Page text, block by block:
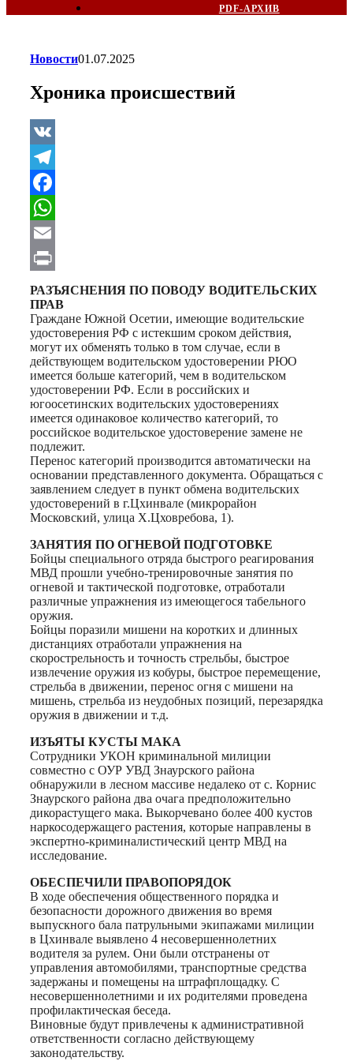
PDF-АРХИВ
Новости01.07.2025
Хроника происшествий
VK
Telegram
Facebook
WhatsApp
Email
Print
РАЗЪЯСНЕНИЯ ПО ПОВОДУ ВОДИТЕЛЬСКИХ
ПРАВ
Граждане Южной Осетии, имеющие водительские
удостоверения РФ с истекшим сроком действия,
могут их обменять только в том случае, если в
действующем водительском удостоверении РЮО
имеется больше категорий, чем в водительском
удостоверении РФ. Если в российских и
югоосетинских водительских удостоверениях
имеется одинаковое количество категорий, то
российское водительское удостоверение замене не
подлежит.
Перенос категорий производится автоматически на
основании представленного документа. Обращаться с
заявлением следует в пункт обмена водительских
удостоверений в г.Цхинвале (микрорайон
Московский, улица Х.Цховребова, 1).
ЗАНЯТИЯ ПО ОГНЕВОЙ ПОДГОТОВКЕ
Бойцы специального отряда быстрого реагирования
МВД прошли учебно-тренировочные занятия по
огневой и тактической подготовке, отработали
различные упражнения из имеющегося табельного
оружия.
Бойцы поразили мишени на коротких и длинных
дистанциях отработали упражнения на
скорострельность и точность стрельбы, быстрое
извлечение оружия из кобуры, быстрое перемещение,
стрельба в движении, перенос огня с мишени на
мишень, стрельба из неудобных позиций, перезарядка
оружия в движении и т.д.
ИЗЪЯТЫ КУСТЫ МАКА
Сотрудники УКОН криминальной милиции
совместно с ОУР УВД Знаурского района
обнаружили в лесном массиве недалеко от с. Корнис
Знаурского района два очага предположительно
дикорастущего мака. Выкорчевано более 400 кустов
наркосодержащего растения, которые направлены в
экспертно-криминалистический центр МВД на
исследование.
ОБЕСПЕЧИЛИ ПРАВОПОРЯДОК
В ходе обеспечения общественного порядка и
безопасности дорожного движения во время
выпускного бала патрульными экипажами милиции
в Цхинвале выявлено 4 несовершеннолетних
водителя за рулем. Они были отстранены от
управления автомобилями, транспортные средства
задержаны и помещены на штрафплощадку. С
несовершеннолетними и их родителями проведена
профилактическая беседа.
Виновные будут привлечены к административной
ответственности согласно действующему
законодательству.